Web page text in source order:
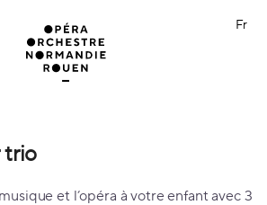
trio
et l’opéra à votre enfant avec 3